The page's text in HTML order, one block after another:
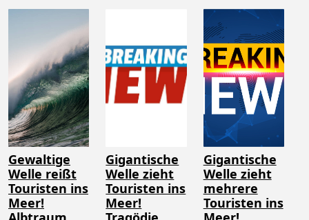
Gewaltige
Welle reißt
Touristen ins
Meer!
Gigantische
Welle zieht
Touristen ins
Meer!
Gigantische
Welle zieht
mehrere
Touristen ins